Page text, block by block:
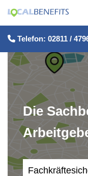
Zum
Inhalt
springen
Telefon: 02811 /
Die